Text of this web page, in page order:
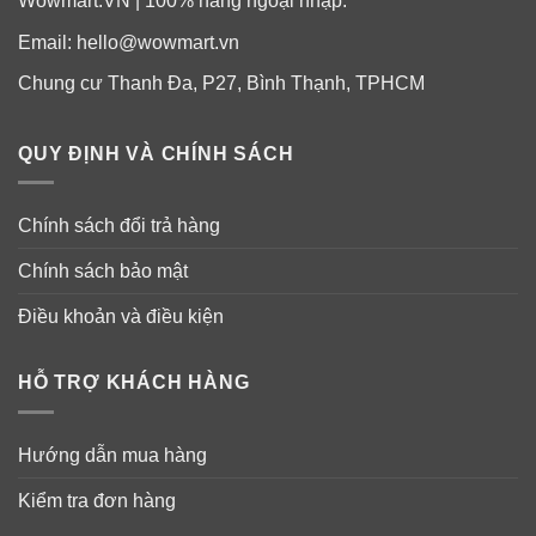
Email: hello@wowmart.vn
Chung cư Thanh Đa, P27, Bình Thạnh, TPHCM
QUY ĐỊNH VÀ CHÍNH SÁCH
Chính sách đổi trả hàng
Chính sách bảo mật
Điều khoản và điều kiện
HỖ TRỢ KHÁCH HÀNG
Hướng dẫn mua hàng
Kiểm tra đơn hàng